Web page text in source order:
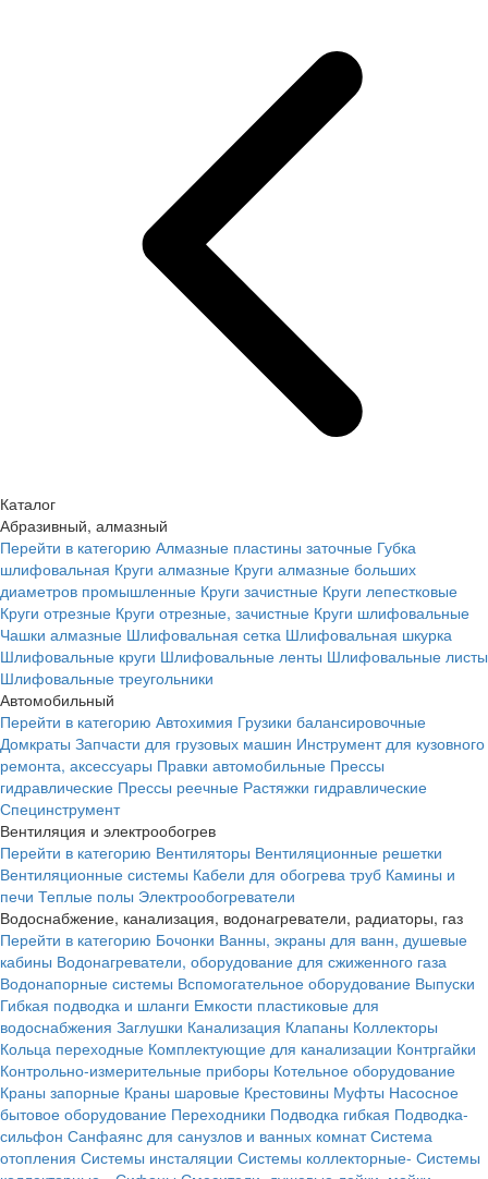
Каталог
Абразивный, алмазный
Перейти в категорию Алмазные пластины заточные Губка
шлифовальная Круги алмазные Круги алмазные больших
диаметров промышленные Круги зачистные Круги лепестковые
Круги отрезные Круги отрезные, зачистные Круги шлифовальные
Чашки алмазные Шлифовальная сетка Шлифовальная шкурка
Шлифовальные круги Шлифовальные ленты Шлифовальные листы
Шлифовальные треугольники
Автомобильный
Перейти в категорию Автохимия Грузики балансировочные
Домкраты Запчасти для грузовых машин Инструмент для кузовного
ремонта, аксессуары Правки автомобильные Прессы
гидравлические Прессы реечные Растяжки гидравлические
Специнструмент
Вентиляция и электрообогрев
Перейти в категорию Вентиляторы Вентиляционные решетки
Вентиляционные системы Кабели для обогрева труб Камины и
печи Теплые полы Электрообогреватели
Водоснабжение, канализация, водонагреватели, радиаторы, газ
Перейти в категорию Бочонки Ванны, экраны для ванн, душевые
кабины Водонагреватели, оборудование для сжиженного газа
Водонапорные системы Вспомогательное оборудование Выпуски
Гибкая подводка и шланги Емкости пластиковые для
водоснабжения Заглушки Канализация Клапаны Коллекторы
Кольца переходные Комплектующие для канализации Контргайки
Контрольно-измерительные приборы Котельное оборудование
Краны запорные Краны шаровые Крестовины Муфты Насосное
бытовое оборудование Переходники Подводка гибкая Подводка-
сильфон Санфаянс для санузлов и ванных комнат Система
отопления Системы инсталяции Системы коллекторные- Системы